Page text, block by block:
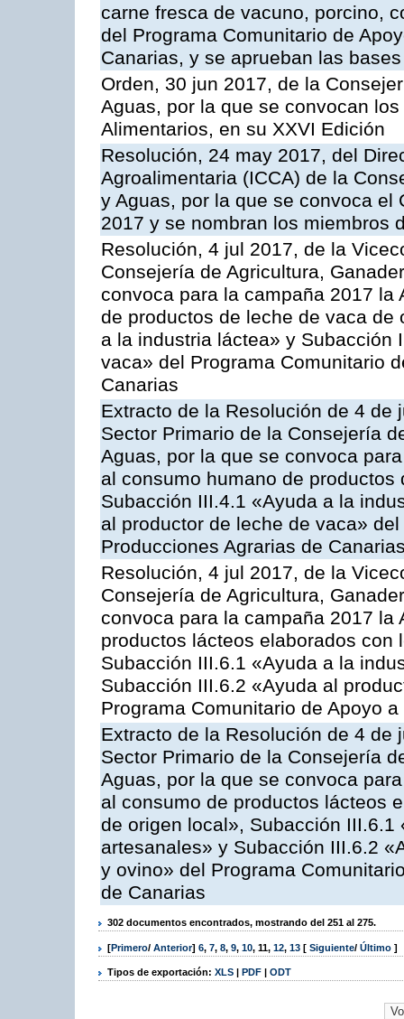
carne fresca de vacuno, porcino,
del Programa Comunitario de
Canarias, y se aprueban las
Orden, 30 jun 2017, de la
Aguas, por la que se convocan
Alimentarios, en su XXVI Edición
Resolución, 24 may 2017, del
Agroalimentaria (ICCA) de la
y Aguas, por la que se convoca el
2017 y se nombran los miembros
Resolución, 4 jul 2017, de la
Consejería de Agricultura,
convoca para la campaña 2017
de productos de leche de vaca
a la industria láctea» y Subacción
vaca» del Programa Comunitario
Canarias
Extracto de la Resolución de 4
Sector Primario de la Consejería
Aguas, por la que se convoca
al consumo humano de
Subacción III.4.1 «Ayuda a la
al productor de leche de vaca»
Producciones Agrarias de
Resolución, 4 jul 2017, de la
Consejería de Agricultura,
convoca para la campaña 2017
productos lácteos elaborados
Subacción III.6.1 «Ayuda a la
Subacción III.6.2 «Ayuda al
Programa Comunitario de Apoyo
Extracto de la Resolución de 4
Sector Primario de la Consejería
Aguas, por la que se convoca
al consumo de productos lácteos
de origen local», Subacción
artesanales» y Subacción III.6.2
y ovino» del Programa
de Canarias
302 documentos encontrados, mostrando del 251 al 275.
[Primero/ Anterior] 6, 7, 8, 9, 10, 11, 12, 13 [ Siguiente/ Último ]
Tipos de exportación: XLS | PDF | ODT